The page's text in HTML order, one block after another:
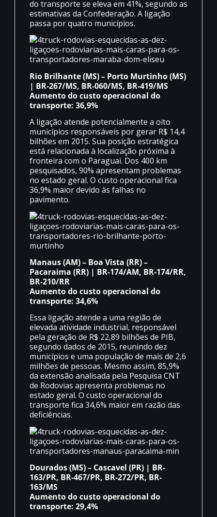
do transporte se eleva em 41%, segundo as
estimativas da Confederação. A ligação
passa por quatro municípios.
Rio Brilhante (MS) – Porto Murtinho (MS)
| BR-267/MS, BR-060/MS, BR-419/MS
Aumento do custo operacional do
transporte: 36,9%
A ligação atende potencialmente a oito
municípios responsáveis por gerar R$ 14,4
bilhões em 2015. Sua posição estratégica
está relacionada à localização próxima à
fronteira com o Paraguai. Dos 400 km
pesquisados, 90% apresentam problemas
no estado geral. O custo operacional fica
36,9% maior devido às falhas no
pavimento.
Manaus (AM) – Boa Vista (RR) –
Pacaraima (RR) | BR-174/AM, BR-174/RR,
BR-210/RR
Aumento do custo operacional do
transporte: 34,6%
Essa ligação atende a uma região de
elevada atividade industrial, responsável
pela geração de R$ 22,89 bilhões de PIB,
segundo dados de 2015, reunindo dez
municípios e uma população de mais de 2,6
milhões de pessoas. Mesmo assim, 85,9%
da extensão analisada pela Pesquisa CNT
de Rodovias apresenta problemas no
estado geral. O custo operacional do
transporte fica 34,6% maior em razão das
deficiências.
Dourados (MS) – Cascavel (PR) | BR-
163/PR, BR-467/PR, BR-272/PR, BR-
163/MS
Aumento do custo operacional do
transporte: 29,4%